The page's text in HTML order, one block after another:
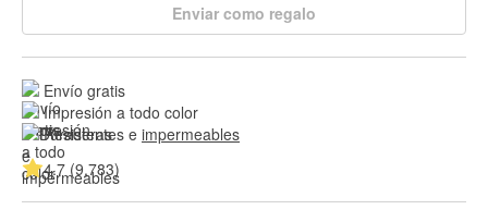
Enviar como regalo
Envío gratis
Impresión a todo color
Resistentes e impermeables
4.7 (9,783)